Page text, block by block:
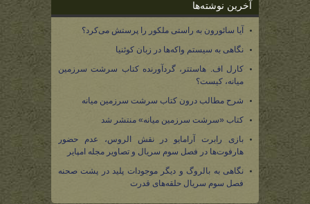
آخرین نوشته‌ها
آیا سائورون به راستی ملکور را پرستش می‌کرد؟
نگاهی به سیستم واکه‌ها در زبان کوئنیا
کارل اف. هاستتر، گردآورنده کتاب سرشت سرزمین
میانه، کیست؟
شرح مطالب درون کتاب سرشت سرزمین میانه
کتاب «سرشت سرزمین میانه» منتشر شد
بازی رابرت آرامایو در نقش الروس، عدم حضور
هارفوت‌ها در فصل سوم سریال و تصاویر مجله امپایر
نگاهی به بالروگ و دیگر موجودات پلید در پشت صحنه
فصل سوم سریال حلقه‌های قدرت